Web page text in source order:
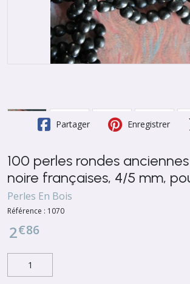
Partager Enregistrer
100 perles rondes
noire françaises, 4/5 mm,
Perles En Bois
Référence : 1070
2€86